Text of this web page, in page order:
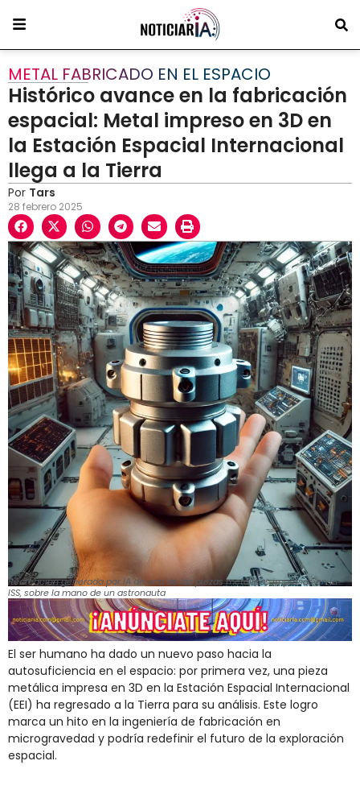
METAL FABRICADO EN EL ESPACIO
Histórico avance en la fabricación
espacial: Metal impreso en 3D en
la Estación Espacial Internacional
llega a la Tierra
Por Tars
28 febrero 2025
Recreación generada por IA de una de las piezas metálicas impresas en la
ISS, sobre la mano de un astronauta
El ser humano ha dado un nuevo paso hacia la
autosuficiencia en el espacio: por primera vez, una pieza
metálica impresa en 3D en la Estación Espacial Internacional
(EEI) ha regresado a la Tierra para su análisis. Este logro
marca un hito en la ingeniería de fabricación en
microgravedad y podría redefinir el futuro de la exploración
espacial.